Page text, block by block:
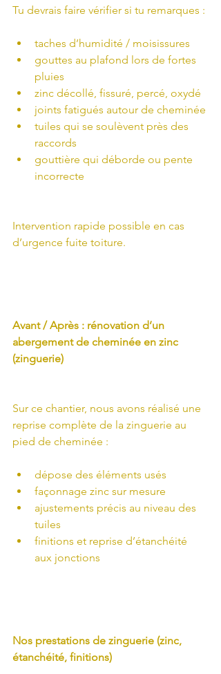
Tu devrais faire vérifier si tu remarques :
taches d’humidité / moisissures
gouttes au plafond lors de fortes
pluies
zinc décollé, fissuré, percé, oxydé
joints fatigués autour de cheminée
tuiles qui se soulèvent près des
raccords
gouttière qui déborde ou pente
incorrecte
Intervention rapide possible en cas
d’urgence fuite toiture.
Avant / Après : rénovation d’un
abergement de cheminée en zinc
(zinguerie)
Sur ce chantier, nous avons réalisé une
reprise complète de la zinguerie au
pied de cheminée :
dépose des éléments usés
façonnage zinc sur mesure
ajustements précis au niveau des
tuiles
finitions et reprise d’étanchéité
aux jonctions
Nos prestations de zinguerie (zinc,
étanchéité, finitions)